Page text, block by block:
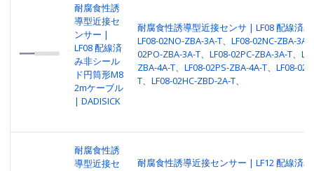
耐腐食性誘
導型近接セ
ンサー |
LF08 配線済
み非シール
ド円筒形M8
2mケーブル
| DADISICK
耐腐食性誘導型近接センサ | LF08 配線済
LF08-02NO-ZBA-3A-T、LF08-02NC-ZBA-3A-
02PO-ZBA-3A-T、LF08-02PC-ZBA-3A-T、
ZBA-4A-T、LF08-02PS-ZBA-4A-T、LF08-
T、LF08-02HC-ZBD-2A-T、
耐腐食性誘
導型近接セ
耐腐食性誘導近接センサー | LF12 配線済